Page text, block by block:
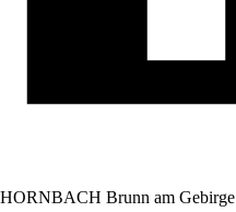
HORNBACH Brunn am Gebirge